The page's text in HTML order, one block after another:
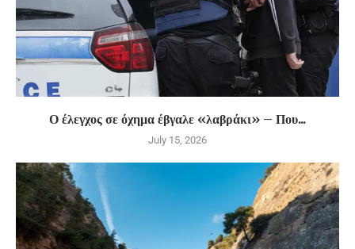
Ο έλεγχος σε όχημα έβγαλε «λαβράκι» – Που...
July 15, 2026